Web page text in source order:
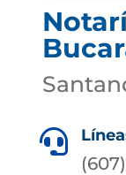
